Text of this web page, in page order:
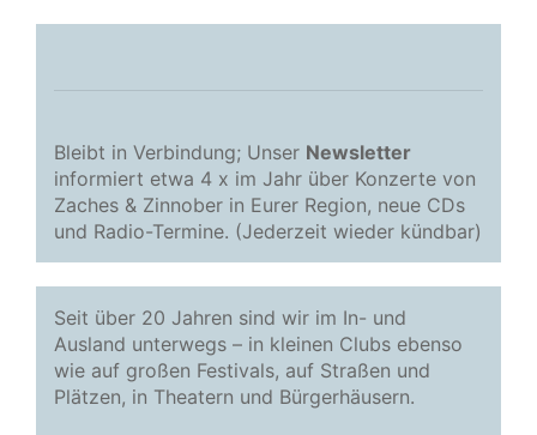
Bleibt in Verbindung; Unser Newsletter
informiert etwa 4 x im Jahr über Konzerte von
Zaches & Zinnober in Eurer Region, neue CDs
und Radio-Termine. (Jederzeit wieder kündbar)
Seit über 20 Jahren sind wir im In- und
Ausland unterwegs – in kleinen Clubs ebenso
wie auf großen Festivals, auf Straßen und
Plätzen, in Theatern und Bürgerhäusern.